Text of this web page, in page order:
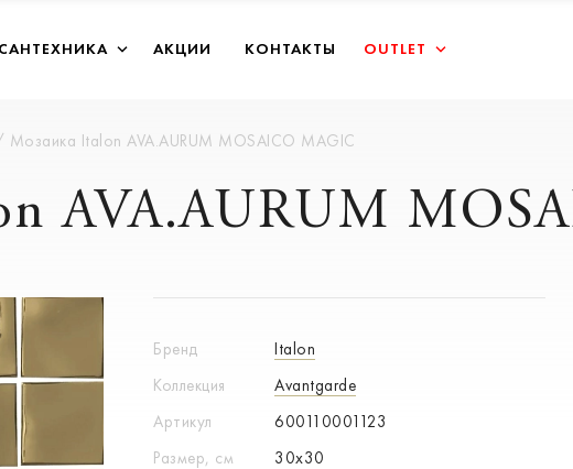
САНТЕХНИКА АКЦИИ КОНТАКТЫ OUTLET
Мозаика Italon AVA.AURUM MOSAICO MAGIC
AVA.AURUM
Бренд
Italon
Коллекция
Avantgarde
Артикул
600110001123
Размер, см
30x30